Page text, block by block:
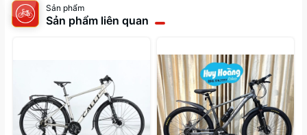
Sản phẩm
Sản phẩm liên quan